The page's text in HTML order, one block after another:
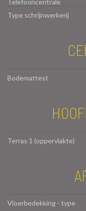
Telefooncentrale
Type schrijnwerkerij
Bodemattest
Terras 1 (oppervlakte)
Vloerbedekking - type